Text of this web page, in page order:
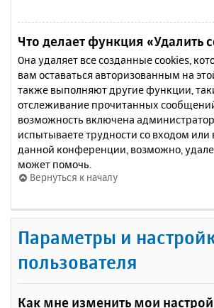
Что делает функция «Удалить
Она удаляет все созданные cookies,
вам оставаться авторизованным на
также выполняют другие функции,
отслеживание прочитанных
возможность включена
испытываете трудности со входом
данной конференции, возможно,
может помочь.
Вернуться к началу
Параметры и
пользователя
Как мне изменить мои